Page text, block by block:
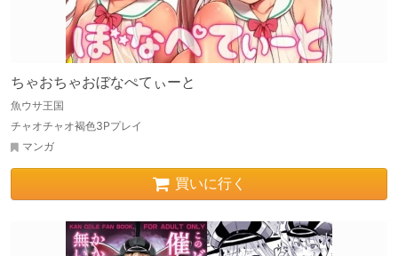
ちゃおちゃおぼなぺてぃーと
魚ウサ王国
チャオチャオ褐色3Pプレイ
マンガ
買いに行く